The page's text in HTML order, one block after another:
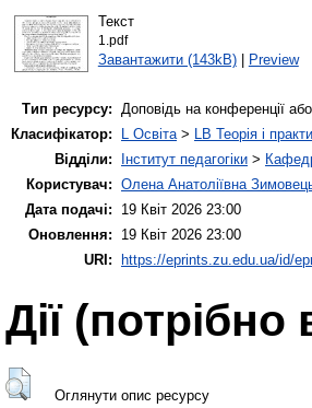
Текст
1.pdf
Завантажити (143kB)| Preview
Тип ресурсу: Доповідь на конференції
Класифікатор:
L Освіта> LB Теорія і
Відділи:
Інститут педагогіки >
Користувач: Олена Анатоліївна
Дата подачі:
19 Квіт 2026 23:00
Оновлення:
19 Квіт 2026 23:00
URI:
https://eprints.zu.edu.ua/id/
Дії ​​(потрібно
Оглянути опис ресурсу